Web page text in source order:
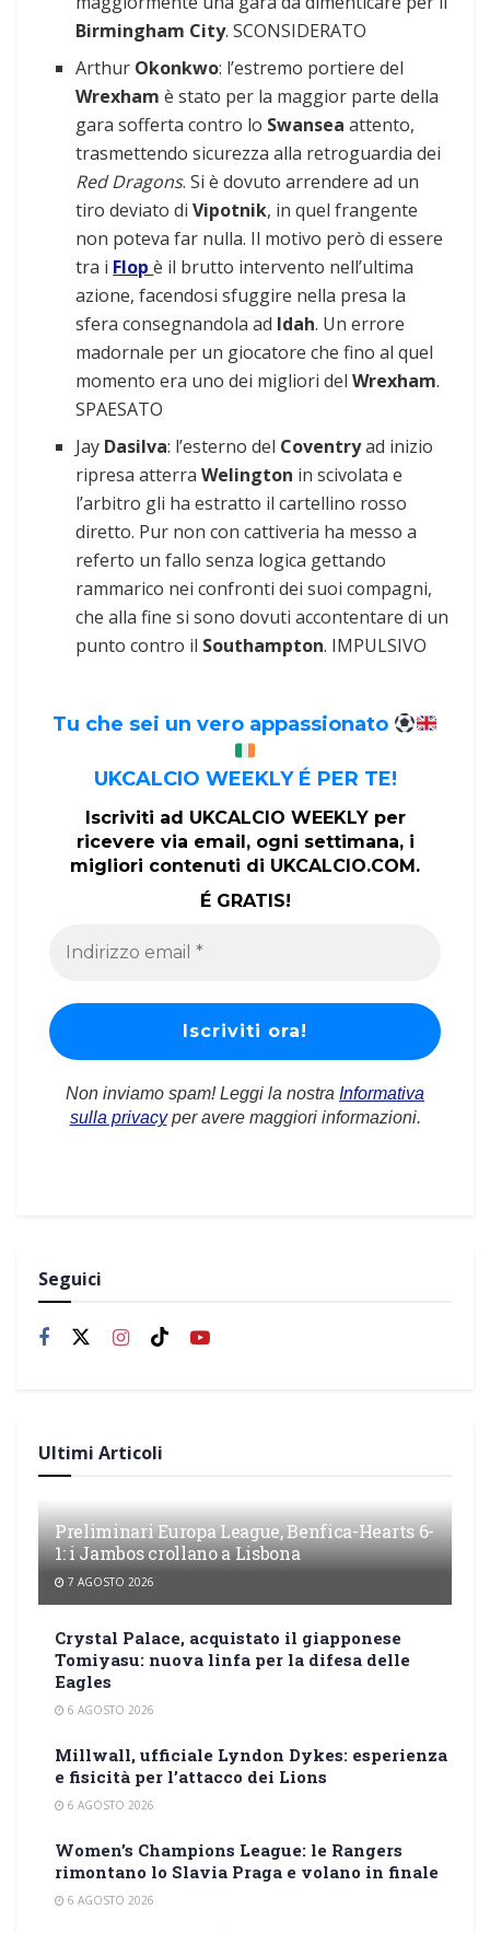
Birmingham City. SCONSIDERATO
Arthur Okonkwo: l’estremo portiere del
Wrexhamè stato per la maggior parte della
gara sofferta contro lo Swanseaattento,
trasmettendo sicurezza alla retroguardia dei
Red Dragons. Si è dovuto arrendere ad un
tiro deviato diVipotnik, in quel frangente
non poteva far nulla. Il motivo però di essere
tra i Flopè il brutto intervento nell’ultima
azione, facendosi sfuggire nella presa la
sfera consegnandola ad Idah. Un errore
madornale per un giocatore che fino al quel
momento era uno dei migliori delWrexham.
SPAESATO
Jay Dasilva: l’esterno del Coventryad inizio
ripresa atterraWelington in scivolata e
l’arbitro gli ha estratto il cartellino rosso
diretto. Pur non con cattiveria ha messo a
referto un fallo senza logica gettando
rammarico nei confronti dei suoi compagni,
che alla fine si sono dovuti accontentare di un
punto contro il Southampton. IMPULSIVO
Tu che sei un vero appassionato
UKCALCIO WEEKLY É PER TE!
Iscriviti ad UKCALCIO WEEKLY per
ricevere via email, ogni settimana, i
migliori contenuti di UKCALCIO.COM.
É GRATIS!
Non inviamo spam! Leggi la nostra Informativa
sulla privacyper avere maggiori informazioni.
Seguici
Ultimi Articoli
Preliminari Europa League, Benfica-Hearts 6-
1: i Jambos crollano a Lisbona
7 AGOSTO 2026
Crystal Palace, acquistato il giapponese
Tomiyasu: nuova linfa per la difesa delle
Eagles
6 AGOSTO 2026
Millwall, ufficiale Lyndon Dykes: esperienza
e fisicità per l’attacco dei Lions
6 AGOSTO 2026
Women’s Champions League: le Rangers
rimontano lo Slavia Praga e volano in finale
6 AGOSTO 2026